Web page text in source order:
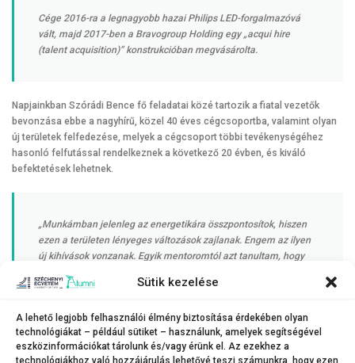
Sütik kezelése
A lehető legjobb felhasználói élmény biztosítása érdekében olyan
technológiákat – például sütiket – használunk, amelyek segítségével
eszközinformációkat tárolunk és/vagy érünk el. Az ezekhez a
technológiákhoz való hozzájárulás lehetővé teszi számunkra, hogy ezen
Cége 2016-ra a legnagyobb hazai Philips LED-forgalmazóvá
vált, majd 2017-ben a Bravogroup Holding egy „acqui hire
(talent acquisition)” konstrukcióban megvásárolta.
Napjainkban Szórádi Bence fő feladatai közé tartozik a fiatal vezetők
bevonzása ebbe a nagyhírű, közel 40 éves cégcsoportba, valamint olyan
új területek felfedezése, melyek a cégcsoport többi tevékenységéhez
hasonló felfutással rendelkeznek a következő 20 évben, és kiváló
befektetések lehetnek.
„Munkámban jelenleg az energetikára összpontosítok, hiszen
ezen a területen lényeges változások zajlanak. Engem az ilyen
új kihívások vonzanak. Egyik mentoromtól azt tanultam, hogy
szerencséje”
–húzta alá. A sikeres vállalkozó tehetséges fiatalok, egyetemi hallgatók
jelentkezését is várja a Bravotalent-programba, ahol piacképes